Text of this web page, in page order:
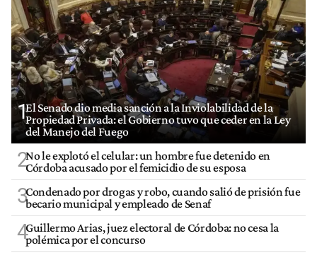
1El Senado dio media sanción a la Inviolabilidad de la
Propiedad Privada: el Gobierno tuvo que ceder en la Ley
del Manejo del Fuego
2No le explotó el celular: un hombre fue detenido en
Córdoba acusado por el femicidio de su esposa
3Condenado por drogas y robo, cuando salió de prisión fue
becario municipal y empleado de Senaf
4Guillermo Arias, juez electoral de Córdoba: no cesa la
polémica por el concurso